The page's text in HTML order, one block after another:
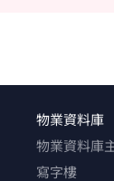
物業資料庫
物業資料庫
寫字樓